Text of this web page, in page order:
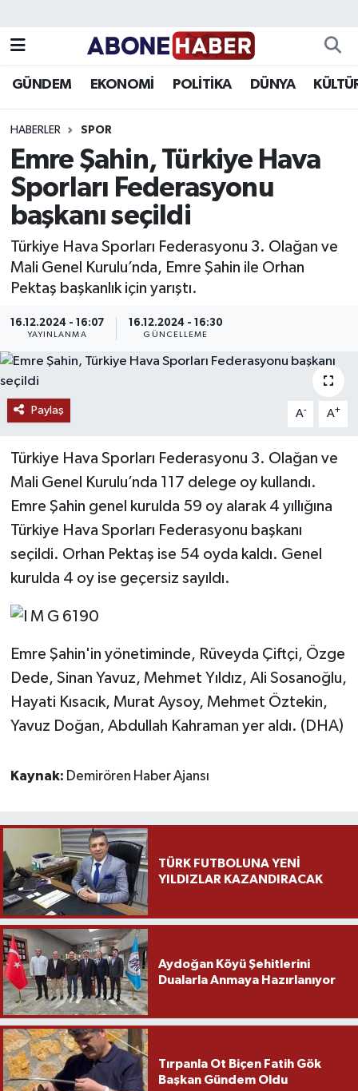
GÜNDEM EKONOMİ POLİTİKA DÜNYA
HABERLER SPOR
Emre Şahin, Türkiye Hava
Sporları Federasyonu
başkanı seçildi
Türkiye Hava Sporları Federasyonu 3. Olağan ve
Mali Genel Kurulu’nda, Emre Şahin ile Orhan
Pektaş başkanlık için yarıştı.
16.12.2024 - 16:07
YAYINLANMA
16.12.2024 - 16:30
GÜNCELLEME
Paylaş A- A+
Türkiye Hava Sporları Federasyonu 3. Olağan ve
Mali Genel Kurulu’nda 117 delege oy kullandı.
Emre Şahin genel kurulda 59 oy alarak 4 yıllığına
Türkiye Hava Sporları Federasyonu başkanı
seçildi. Orhan Pektaş ise 54 oyda kaldı. Genel
kurulda 4 oy ise geçersiz sayıldı.
Emre Şahin'in yönetiminde, Rüveyda Çiftçi, Özge
Dede, Sinan Yavuz, Mehmet Yıldız, Ali Sosanoğlu,
Hayati Kısacık, Murat Aysoy, Mehmet Öztekin,
Yavuz Doğan, Abdullah Kahraman yer aldı. (DHA)
Kaynak: Demirören Haber Ajansı
TÜRK FUTBOLUNA YENİ
YILDIZLAR KAZANDIRACAK
Aydoğan Köyü Şehitlerini
Dualarla Anmaya Hazırlanıyor
Tırpanla Ot Biçen Fatih Gök
Başkan Gündem Oldu
Asayiş
Bilim ve Teknoloji
Çevre
Genel
Gündem
Haberde İnsan
Kültür Sanat
Magazin
Sağlık
Son Dakika
AboneHaber Özel
Süper Lig Puan Durumu ve Fikstür
Tüm Manşetler
Son Dakika Haberleri